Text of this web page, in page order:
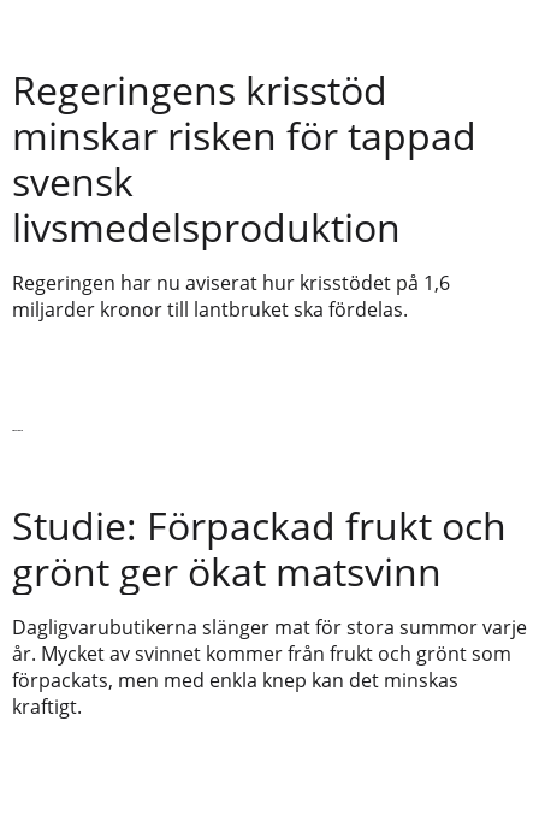
Regeringens krisstöd
minskar risken för tappad
svensk
livsmedelsproduktion
Regeringen har nu aviserat hur krisstödet på 1,6
miljarder kronor till lantbruket ska fördelas.
Studie: Förpackad frukt och
grönt ger ökat matsvinn
Dagligvarubutikerna slänger mat för stora summor varje
år. Mycket av svinnet kommer från frukt och grönt som
förpackats, men med enkla knep kan det minskas
kraftigt.